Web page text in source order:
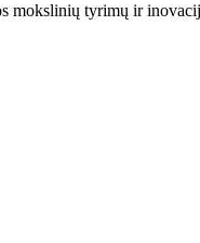
mokslinių tyrimų ir